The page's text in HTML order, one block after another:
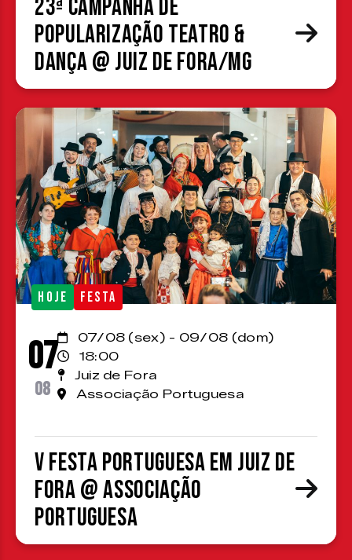
23ª Campanha de
Popularização Teatro &
Dança @ Juiz de Fora/MG
HOJE FESTA
07
08
07/08 (sex) - 09/08 (dom)
18:00
Juiz de Fora
Associação Portuguesa
V Festa Portuguesa em Juiz de
Fora @ Associação
Portuguesa